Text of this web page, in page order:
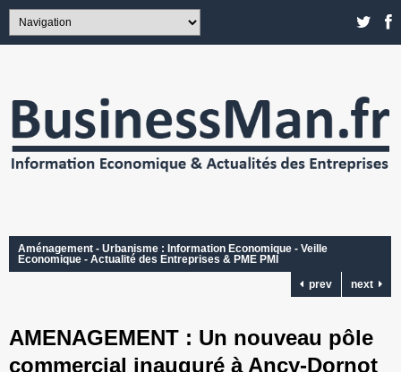
Aménagement - Urbanisme : Information Economique - Veille
Economique - Actualité des Entreprises & PME PMI
prev
next
AMENAGEMENT : Un nouveau pôle
commercial inauguré à Ancy-Dornot